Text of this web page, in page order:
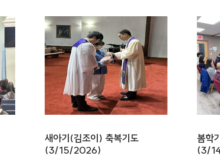
새아기(김조이) 축복기도
(3/15/2026)
봄학
(3/